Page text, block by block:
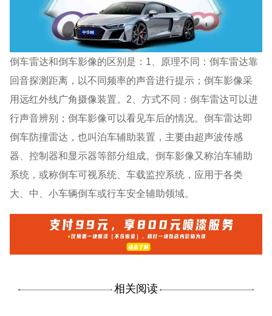
倒车雷达和倒车影像的区别是：1、原理不同：倒车雷达靠
回音探测距离，以不同频率的声音进行提示；倒车影像采
用远红外线广角摄像装置。2、方式不同：倒车雷达可以进
行声音辨别；倒车影像可以看见车后的情况。倒车雷达即
倒车防撞雷达，也叫泊车辅助装置，主要由超声波传感
器、控制器和显示器等部分组成。倒车影像又称泊车辅助
系统，或称倒车可视系统、车载监控系统，应用于各类
大、中、小车辆倒车或行车安全辅助领域。
相关阅读